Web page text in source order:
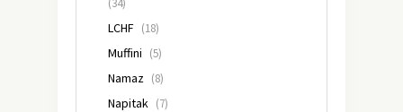
LCHF (18)
Muffini (5)
Namaz (8)
Napitak (7)